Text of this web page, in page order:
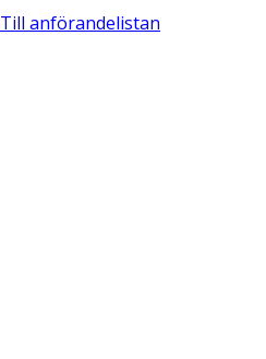
Till anförandelistan